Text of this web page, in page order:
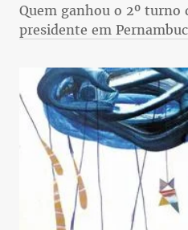
Quem ganhou o 2º turno
presidente em